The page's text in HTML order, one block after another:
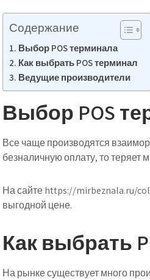
Содержание
Выбор POS терминала
Как выбрать POS терминал
Ведущие производители
Выбор POS
Все чаще производятся
безналичную оплату, то теряет
На сайте https://mirbeznala.ru/
выгодной цене.
Как выбрать
На рынке существует много